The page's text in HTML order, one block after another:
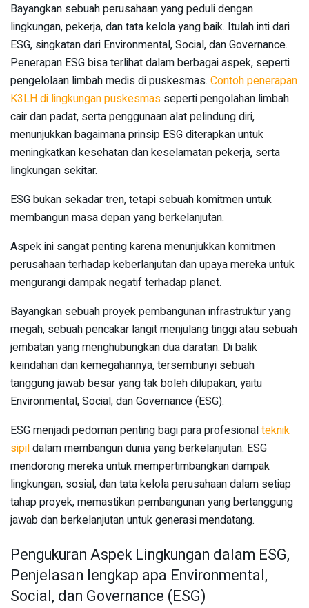
Bayangkan sebuah perusahaan yang peduli dengan
lingkungan, pekerja, dan tata kelola yang baik. Itulah inti dari
ESG, singkatan dari Environmental, Social, dan Governance.
Penerapan ESG bisa terlihat dalam berbagai aspek, seperti
pengelolaan limbah medis di puskesmas. Contoh penerapan
K3LH di lingkungan puskesmas seperti pengolahan limbah
cair dan padat, serta penggunaan alat pelindung diri,
menunjukkan bagaimana prinsip ESG diterapkan untuk
meningkatkan kesehatan dan keselamatan pekerja, serta
lingkungan sekitar.
ESG bukan sekadar tren, tetapi sebuah komitmen untuk
membangun masa depan yang berkelanjutan.
Aspek ini sangat penting karena menunjukkan komitmen
perusahaan terhadap keberlanjutan dan upaya mereka untuk
mengurangi dampak negatif terhadap planet.
Bayangkan sebuah proyek pembangunan infrastruktur yang
megah, sebuah pencakar langit menjulang tinggi atau sebuah
jembatan yang menghubungkan dua daratan. Di balik
keindahan dan kemegahannya, tersembunyi sebuah
tanggung jawab besar yang tak boleh dilupakan, yaitu
Environmental, Social, dan Governance (ESG).
ESG menjadi pedoman penting bagi para profesionalteknik
sipildalam membangun dunia yang berkelanjutan. ESG
mendorong mereka untuk mempertimbangkan dampak
lingkungan, sosial, dan tata kelola perusahaan dalam setiap
tahap proyek, memastikan pembangunan yang bertanggung
jawab dan berkelanjutan untuk generasi mendatang.
Pengukuran Aspek Lingkungan dalam ESG,
Penjelasan lengkap apa Environmental,
Social, dan Governance (ESG)